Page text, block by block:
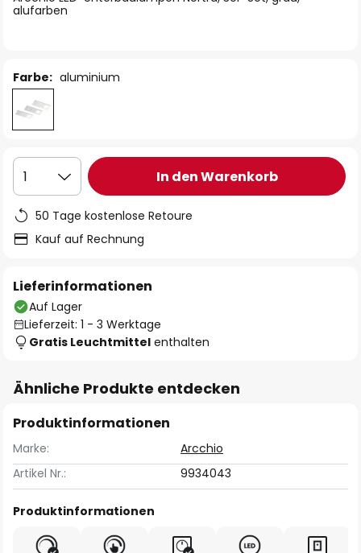
alufarben
Farbe: aluminium
1 In den Warenkorb
50 Tage kostenlose Retoure
Kauf auf Rechnung
Lieferinformationen
Auf Lager
Lieferzeit: 1 - 3 Werktage
Gratis Leuchtmittel enthalten
Ähnliche Produkte entdecken
Produktinformationen
Marke:
Arcchio
Artikel Nr.:
9934043
Produktinformationen